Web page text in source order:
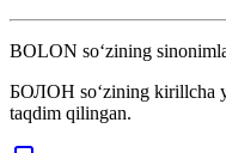
BOLON so‘zining
БОЛОН so‘zining kirillcha
taqdim qilingan.